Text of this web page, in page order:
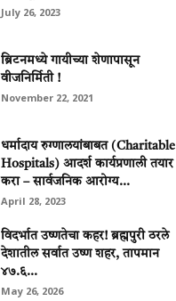
July 26, 2023
ब्रिटनमध्ये गायीच्या शेणापासून
वीजनिर्मिती !
November 22, 2021
धर्मादाय रुग्णालयांबाबत (Charitable
Hospitals) आदर्श कार्यप्रणाली तयार
करा – सार्वजनिक आरोग्य...
April 28, 2023
विदर्भात उष्णतेचा कहर! ब्रह्मपुरी ठरले
देशातील सर्वात उष्ण शहर, तापमान
४७.६...
May 26, 2026